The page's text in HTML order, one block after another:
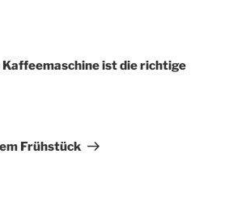
ist die richtige
Frühstück